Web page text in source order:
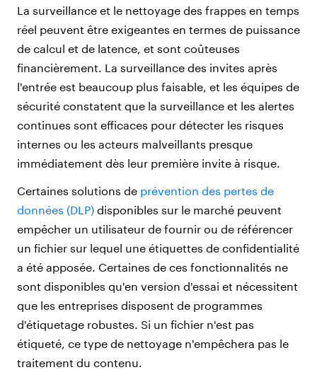
La surveillance et le nettoyage des frappes en temps
réel peuvent être exigeantes en termes de puissance
de calcul et de latence, et sont coûteuses
financièrement. La surveillance des invites après
l'entrée est beaucoup plus faisable, et les équipes de
sécurité constatent que la surveillance et les alertes
continues sont efficaces pour détecter les risques
internes ou les acteurs malveillants presque
immédiatement dès leur première invite à risque.
Certaines solutions de prévention des pertes de
données (DLP) disponibles sur le marché peuvent
empêcher un utilisateur de fournir ou de référencer
un fichier sur lequel une étiquettes de confidentialité
a été apposée. Certaines de ces fonctionnalités ne
sont disponibles qu'en version d'essai et nécessitent
que les entreprises disposent de programmes
d'étiquetage robustes. Si un fichier n'est pas
étiqueté, ce type de nettoyage n'empêchera pas le
traitement du contenu.